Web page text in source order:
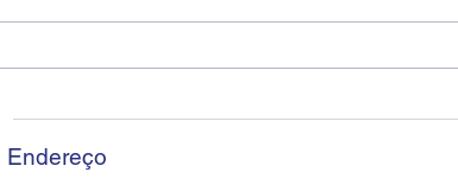
Endereço